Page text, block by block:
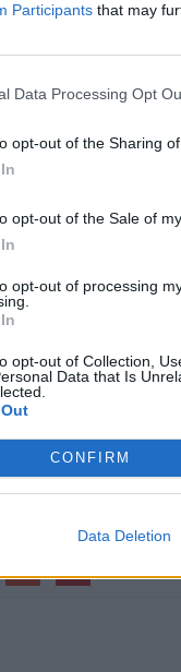
Participants that may
Data Processing Opt
opt-out of the Sharing
opt-out of the Sale of
opt-out of processing
opt-out of Collection,
Data that Is
CONFIRM
Data Deletion
věznice, míří za